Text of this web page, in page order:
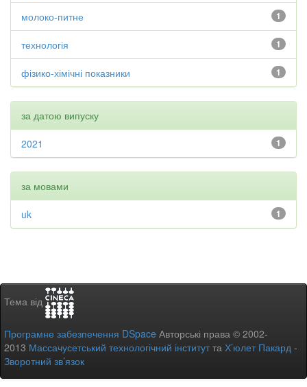
1
молоко-питне
1
технологія
1
фізико-хімічні показники
за датою випуску
1
2021
за мовами
1
uk
Тема від
Програмне забезпечення DSpace Авторські права © 2002-
2013 Массачусетський технологічний інститутта Х’юлет Пакард -
Зворотний зв’язок